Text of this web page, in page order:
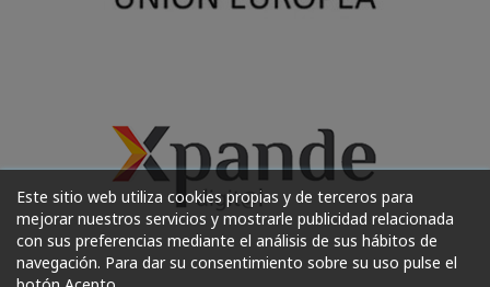
Este sitio web utiliza cookies propias y de terceros para
mejorar nuestros servicios y mostrarle publicidad relacionada
con sus preferencias mediante el análisis de sus hábitos de
navegación. Para dar su consentimiento sobre su uso pulse el